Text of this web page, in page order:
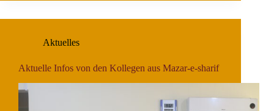
Aktuelles
Aktuelle Infos von den Kollegen aus Mazar-e-sharif